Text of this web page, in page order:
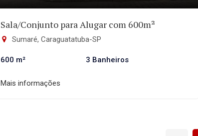
Sala/Conjunto para Alugar com 600m²
Sumaré, Caraguatatuba-SP
600 m² 3 Banheiros
Mais informações